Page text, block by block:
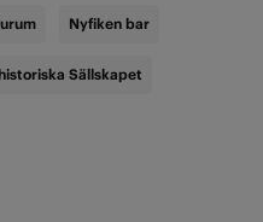
Nyfiken bar
Sällskapet